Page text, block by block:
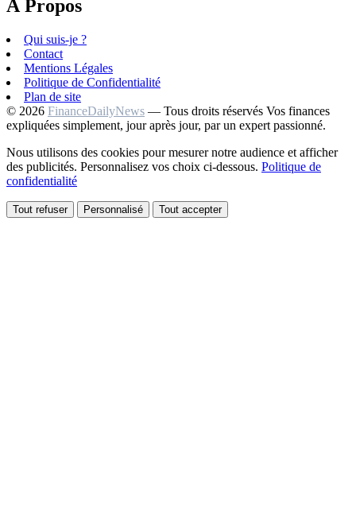
À Propos
Qui suis-je ?
Contact
Mentions Légales
Politique de Confidentialité
Plan de site
© 2026 FinanceDailyNews — Tous droits réservés Vos finances
expliquées simplement, jour après jour, par un expert passionné.
Nous utilisons des cookies pour mesurer notre audience et afficher
des publicités. Personnalisez vos choix ci-dessous. Politique de
confidentialité
Tout refuser Personnalisé Tout accepter